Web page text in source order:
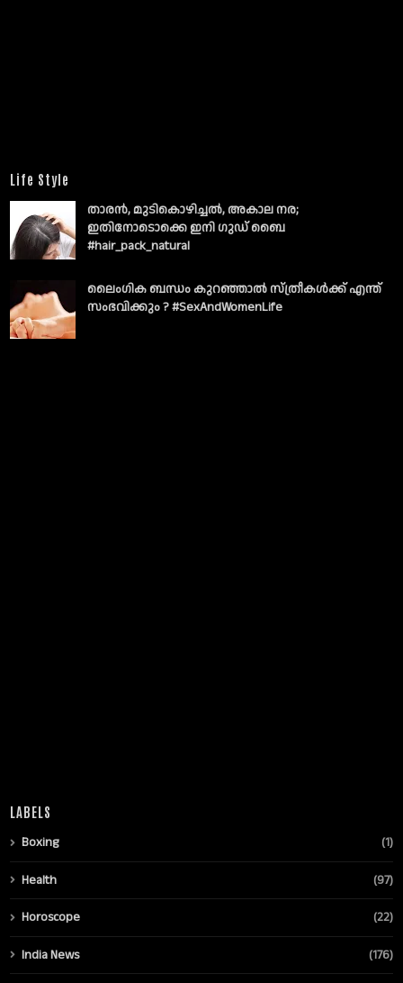
Life Style
താരൻ, മുടികൊഴിച്ചൽ, അകാല നര;
ഇതിനോടൊക്കെ ഇനി ഗുഡ് ബൈ
#hair_pack_natural
ലൈംഗിക ബന്ധം കുറഞ്ഞാല്‍ സ്ത്രീകള്‍ക്ക് എന്ത്
സംഭവിക്കും ? #SexAndWomenLife
LABELS
Boxing (1)
Health (97)
Horoscope (22)
India News (176)